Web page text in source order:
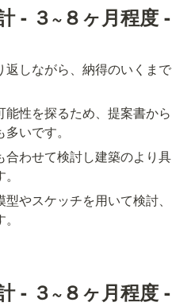
- ３~８ヶ月程度 -
しながら、納得のいくまで
性を探るため、提案書から
いです。
わせて検討し建築のより具
やスケッチを用いて検討、
- ３~８ヶ月程度 -